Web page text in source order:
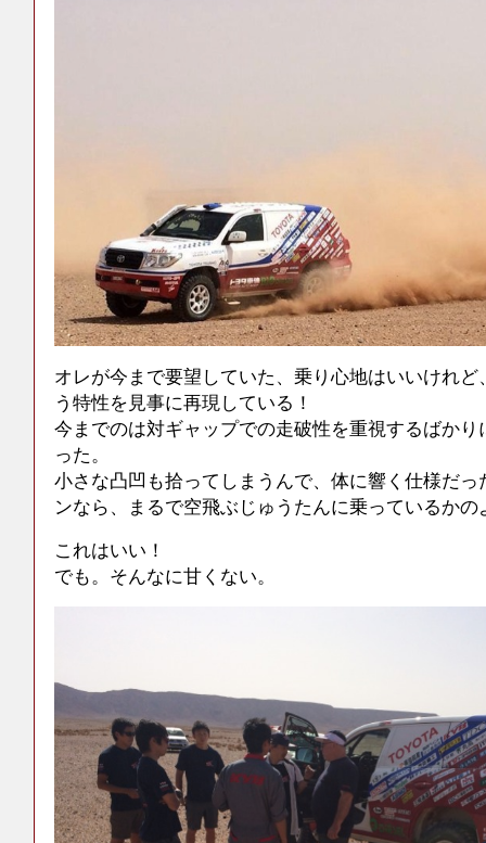
オレが今まで要望していた、乗り心地はいいけれ
う特性を見事に再現している！
今までのは対ギャップでの走破性を重視するばか
った。
小さな凸凹も拾ってしまうんで、体に響く仕様だ
ンなら、まるで空飛ぶじゅうたんに乗っているかの
これはいい！
でも。そんなに甘くない。